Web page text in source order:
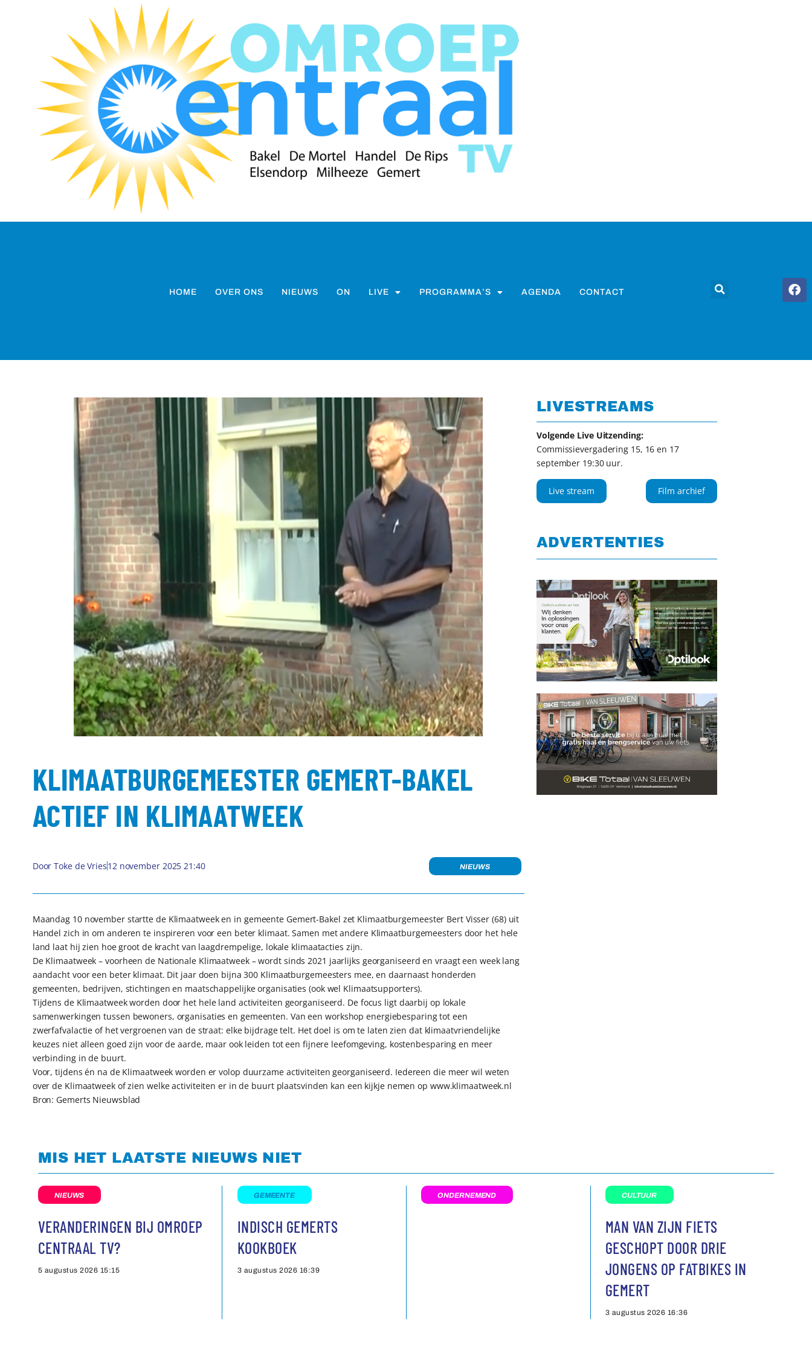
HOME OVER ONS NIEUWS ON LIVE PROGRAMMA’S AGENDA CONTACT
KLIMAATBURGEMEESTER GEMERT-BAKEL
ACTIEF IN KLIMAATWEEK
Door Toke de Vries12 november 2025 21:40 NIEUWS
Maandag 10 november startte de Klimaatweek en in gemeente Gemert-Bakel zet Klimaatburgemeester Bert Visser (68) uit
Handel zich in om anderen te inspireren voor een beter klimaat. Samen met andere Klimaatburgemeesters door het hele
land laat hij zien hoe groot de kracht van laagdrempelige, lokale klimaatacties zijn.
De Klimaatweek – voorheen de Nationale Klimaatweek – wordt sinds 2021 jaarlijks georganiseerd en vraagt een week lang
aandacht voor een beter klimaat. Dit jaar doen bijna 300 Klimaatburgemeesters mee, en daarnaast honderden
gemeenten, bedrijven, stichtingen en maatschappelijke organisaties (ook wel Klimaatsupporters).
Tijdens de Klimaatweek worden door het hele land activiteiten georganiseerd. De focus ligt daarbij op lokale
samenwerkingen tussen bewoners, organisaties en gemeenten. Van een workshop energiebesparing tot een
zwerfafvalactie of het vergroenen van de straat: elke bijdrage telt. Het doel is om te laten zien dat klimaatvriendelijke
keuzes niet alleen goed zijn voor de aarde, maar ook leiden tot een fijnere leefomgeving, kostenbesparing en meer
verbinding in de buurt.
Voor, tijdens én na de Klimaatweek worden er volop duurzame activiteiten georganiseerd. Iedereen die meer wil weten
over de Klimaatweek of zien welke activiteiten er in de buurt plaatsvinden kan een kijkje nemen op www.klimaatweek.nl
Bron: Gemerts Nieuwsblad
LIVESTREAMS
Volgende Live Uitzending:
Commissievergadering 15, 16 en 17
september 19:30 uur.
Live stream Film archief
ADVERTENTIES
MIS HET LAATSTE NIEUWS NIET
NIEUWS
VERANDERINGEN BIJ OMROEP
CENTRAAL TV?
5 augustus 2026 15:15
GEMEENTE
INDISCH GEMERTS
KOOKBOEK
3 augustus 2026 16:39
ONDERNEMEND CULTUUR
MAN VAN ZIJN FIETS
GESCHOPT DOOR DRIE
JONGENS OP FATBIKES IN
GEMERT
3 augustus 2026 16:36